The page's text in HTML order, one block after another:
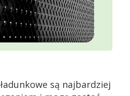
są najbardziej